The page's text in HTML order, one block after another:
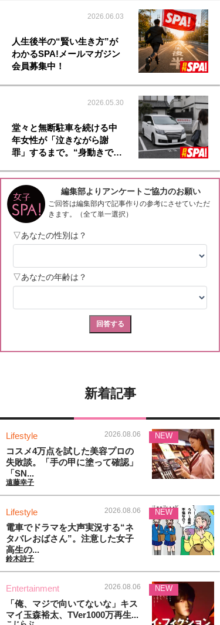
2026.06.03
人生後半の“賢い生き方”が
わかるSPA!メールマガジン
会員募集中！
2026.05.30
堂々と無断駐車を続ける中
年女性が「泣きながら謝
罪」するまで。“身動きで…
新着記事
Lifestyle 2026.08.06
コスメ4万点を試した美容プロの
失敗談。「手の甲に塗って確認」
「SN...
遠藤幸子
NEW
Lifestyle 2026.08.06
電車でドラマを大声実況する“ネ
タバレおばさん”。注意した女子
高生の...
鈴木詩子
NEW
Entertainment 2026.08.06
「俺、マジで向いてないな」キス
マイ玉森裕太、TVer1000万再生...
NEW